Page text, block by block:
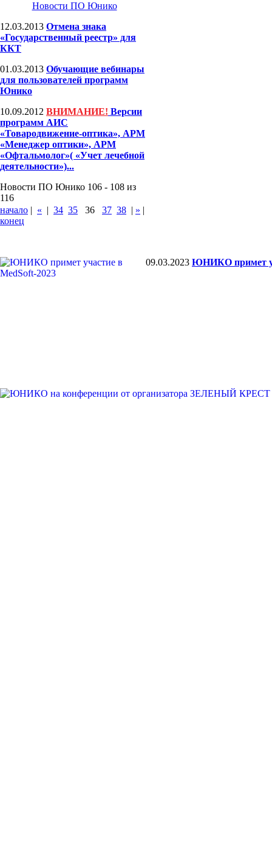
Новости ПО Юнико
12.03.2013 Отмена знака
«Государственный реестр» для
ККТ
01.03.2013 Обучающие вебинары
для пользователей программ
Юнико
10.09.2012 ВНИМАНИЕ! Версии
программ АИС
«Товародвижение-оптика», АРМ
«Менеджер оптики», АРМ
«Офтальмолог»( «Учет лечебной
деятельности»)...
Новости ПО Юнико 106 - 108 из
116
начало | « | 34 35 36 37 38 | » |
конец
09.03.2023 ЮНИКО примет